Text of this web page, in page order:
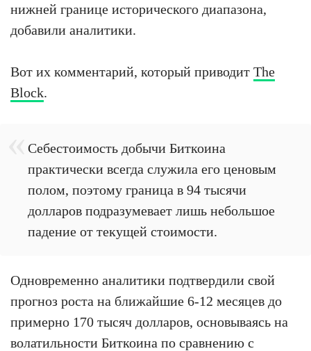
нижней границе исторического диапазона,
добавили аналитики.
Вот их комментарий, который приводит The
Block.
Себестоимость добычи Биткоина
практически всегда служила его ценовым
полом, поэтому граница в 94 тысячи
долларов подразумевает лишь небольшое
падение от текущей стоимости.
Одновременно аналитики подтвердили свой
прогноз роста на ближайшие 6-12 месяцев до
примерно 170 тысяч долларов, основываясь на
волатильности Биткоина по сравнению с